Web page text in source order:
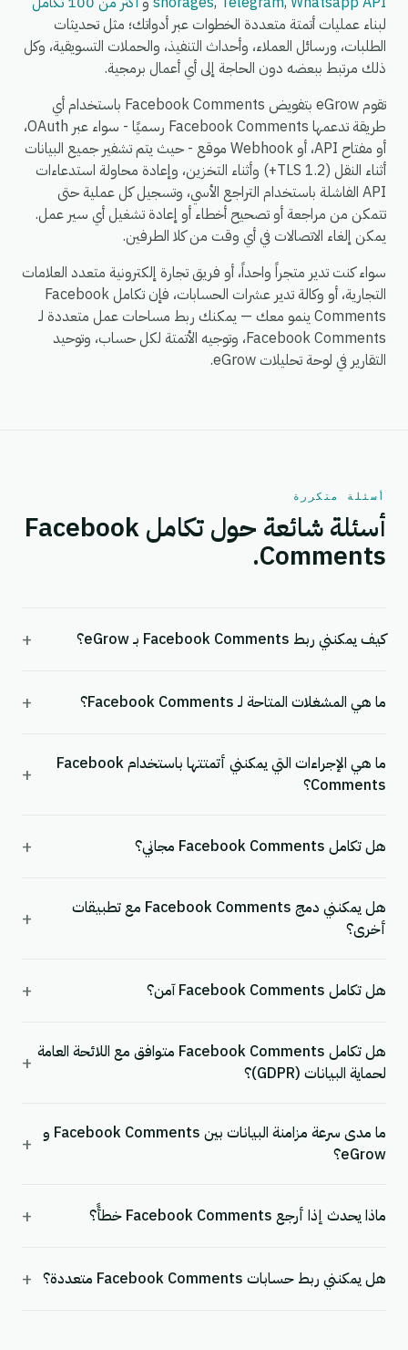
لبناء عمليات أتمتة متعددة الخطوات عبر أدواتك؛ مثل تحديثات
الطلبات، ورسائل العملاء، وأحداث التنفيذ، والحملات التسويقية، وكل
ذلك مرتبط ببعضه دون الحاجة إلى أي أعمال برمجية.
تقوم eGrow بتفويض Facebook Comments باستخدام أي
طريقة تدعمها Facebook Comments رسميًا - سواء عبر OAuth،
أو مفتاح API، أو Webhook موقع - حيث يتم تشفير جميع البيانات
أثناء النقل (TLS 1.2+) وأثناء التخزين، وإعادة محاولة استدعاءات
API الفاشلة باستخدام التراجع الأسي، وتسجيل كل عملية حتى
تتمكن من مراجعة أو تصحيح أخطاء أو إعادة تشغيل أي سير عمل.
يمكن إلغاء الاتصالات في أي وقت من كلا الطرفين.
سواء كنت تدير متجراً واحداً، أو فريق تجارة إلكترونية متعدد العلامات
التجارية، أو وكالة تدير عشرات الحسابات، فإن تكامل Facebook
Comments ينمو معك — يمكنك ربط مساحات عمل متعددة لـ
Facebook Comments، وتوجيه الأتمتة لكل حساب، وتوحيد
التقارير في لوحة تحليلات eGrow.
أسئلة متكررة
أسئلة شائعة حول تكامل Facebook
Comments.
كيف يمكنني ربط Facebook Comments بـ eGrow؟ +
ما هي المشغلات المتاحة لـ Facebook Comments؟ +
ما هي الإجراءات التي يمكنني أتمتتها باستخدام Facebook
Comments؟
+
هل تكامل Facebook Comments مجاني؟ +
هل يمكنني دمج Facebook Comments مع تطبيقات
أخرى؟
+
هل تكامل Facebook Comments آمن؟ +
هل تكامل Facebook Comments متوافق مع اللائحة العامة
لحماية البيانات (GDPR)؟
+
ما مدى سرعة مزامنة البيانات بين Facebook Comments و
eGrow؟
+
ماذا يحدث إذا أرجع Facebook Comments خطأً؟ +
هل يمكنني ربط حسابات Facebook Comments متعددة؟ +